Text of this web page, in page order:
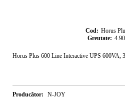
Cod: Horus
Greutate:
Horus Plus 600 Line Interactive UPS 600VA,
Producător:
N-JOY